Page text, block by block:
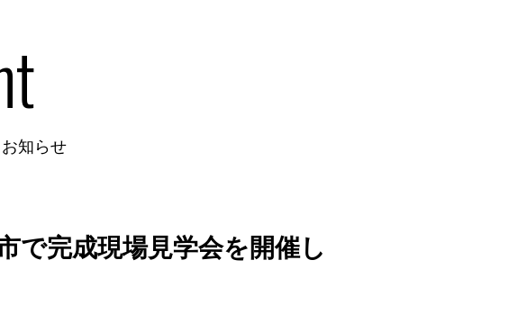
知らせ
で完成現場見学会を開催し